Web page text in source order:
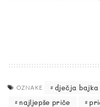
OZNAKE dječja bajka
najljepše priče